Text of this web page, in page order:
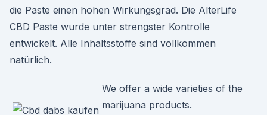
die Paste einen hohen Wirkungsgrad. Die AlterLife
CBD Paste wurde unter strengster Kontrolle
entwickelt. Alle Inhaltsstoffe sind vollkommen
natürlich.
We offer a wide varieties of the
marijuana products.